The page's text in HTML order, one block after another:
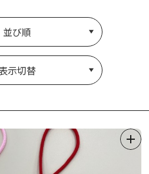
並び順
示切替